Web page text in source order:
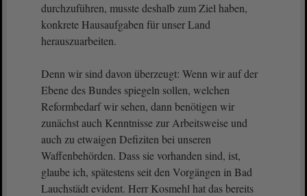
durchzuführen, musste deshalb zum Ziel haben,
konkrete Hausaufgaben für unser Land
herauszuarbeiten.
Denn wir sind davon überzeugt: Wenn wir auf der
Ebene des Bundes spiegeln sollen, welchen
Reformbedarf wir sehen, dann benötigen wir
zunächst auch Kenntnisse zur Arbeitsweise und
auch zu etwaigen Defiziten bei unseren
Waffenbehörden. Dass sie vorhanden sind, ist,
glaube ich, spätestens seit den Vorgängen in Bad
Lauchstädt evident. Herr Kosmehl hat das bereits